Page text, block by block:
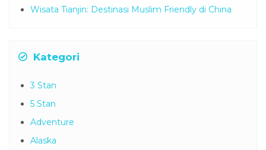
Wisata Tianjin: Destinasi Muslim Friendly di China
Kategori
3 Stan
5 Stan
Adventure
Alaska